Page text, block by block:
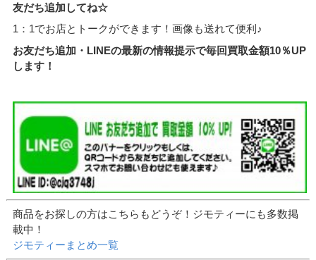
友だち追加してね☆
1：1でお店とトークができます！画像も送れて便利♪
お友だち追加・LINEの最新の情報提示で毎回買取金額10％UP
します！
商品をお探しの方はこちらもどうぞ！ジモティーにも多数掲
載中！
ジモティーまとめ一覧